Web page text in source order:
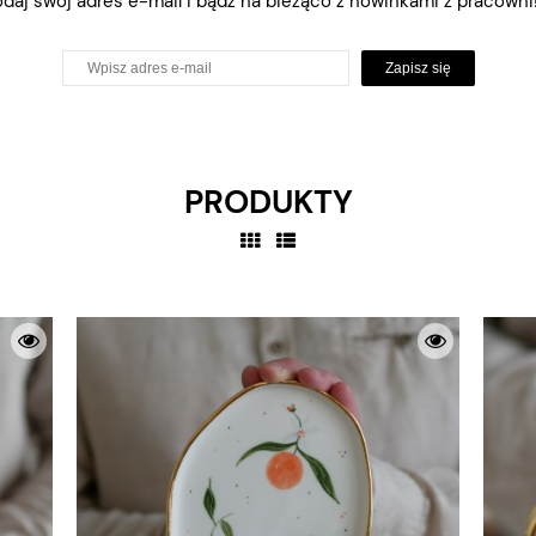
Zapisz się
PRODUKTY